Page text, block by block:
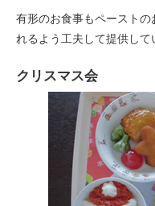
有形のお食事もペースト
れるよう工夫して提供して
クリスマス会